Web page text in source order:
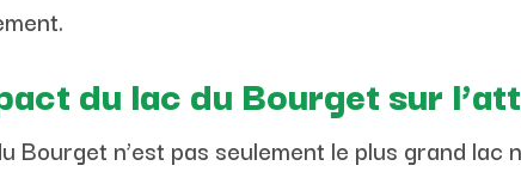
du lac du Bourget sur
Bourget n’est pas seulement le plus grand